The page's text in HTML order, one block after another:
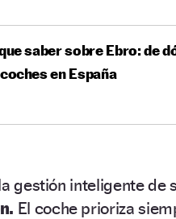
saber sobre Ebro: de
en España
gestión inteligente de
El coche prioriza